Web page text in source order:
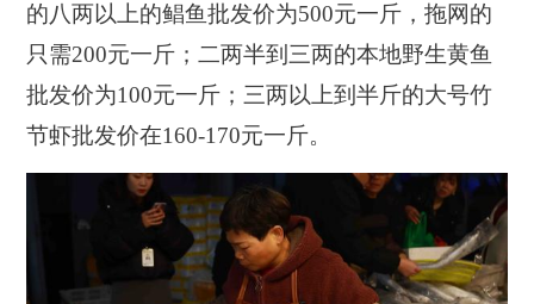
的八两以上的鲳鱼批发价为500元一斤，拖网的
只需200元一斤；二两半到三两的本地野生黄鱼
批发价为100元一斤；三两以上到半斤的大号竹
节虾批发价在160-170元一斤。